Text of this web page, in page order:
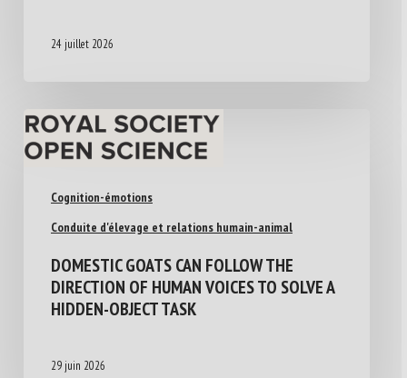
24 juillet 2026
Cognition-émotions
Conduite d'élevage et relations humain-animal
DOMESTIC GOATS CAN FOLLOW THE
DIRECTION OF HUMAN VOICES TO SOLVE A
HIDDEN-OBJECT TASK
29 juin 2026